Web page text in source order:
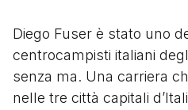
Diego Fuser è stato uno
centrocampisti italiani
senza ma. Una carriera
nelle tre città capitali